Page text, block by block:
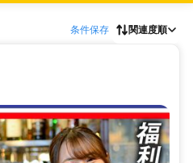
条件保存 関連度順